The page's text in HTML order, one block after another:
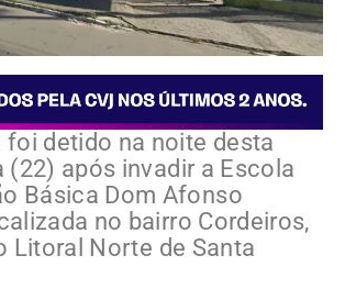
foi detido na noite desta
(22) após invadir a Escola
Básica Dom Afonso
no bairro Cordeiros,
Litoral Norte de Santa